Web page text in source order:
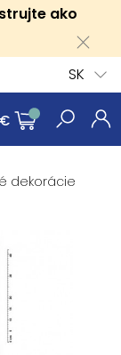
ako
SK
dekorácie